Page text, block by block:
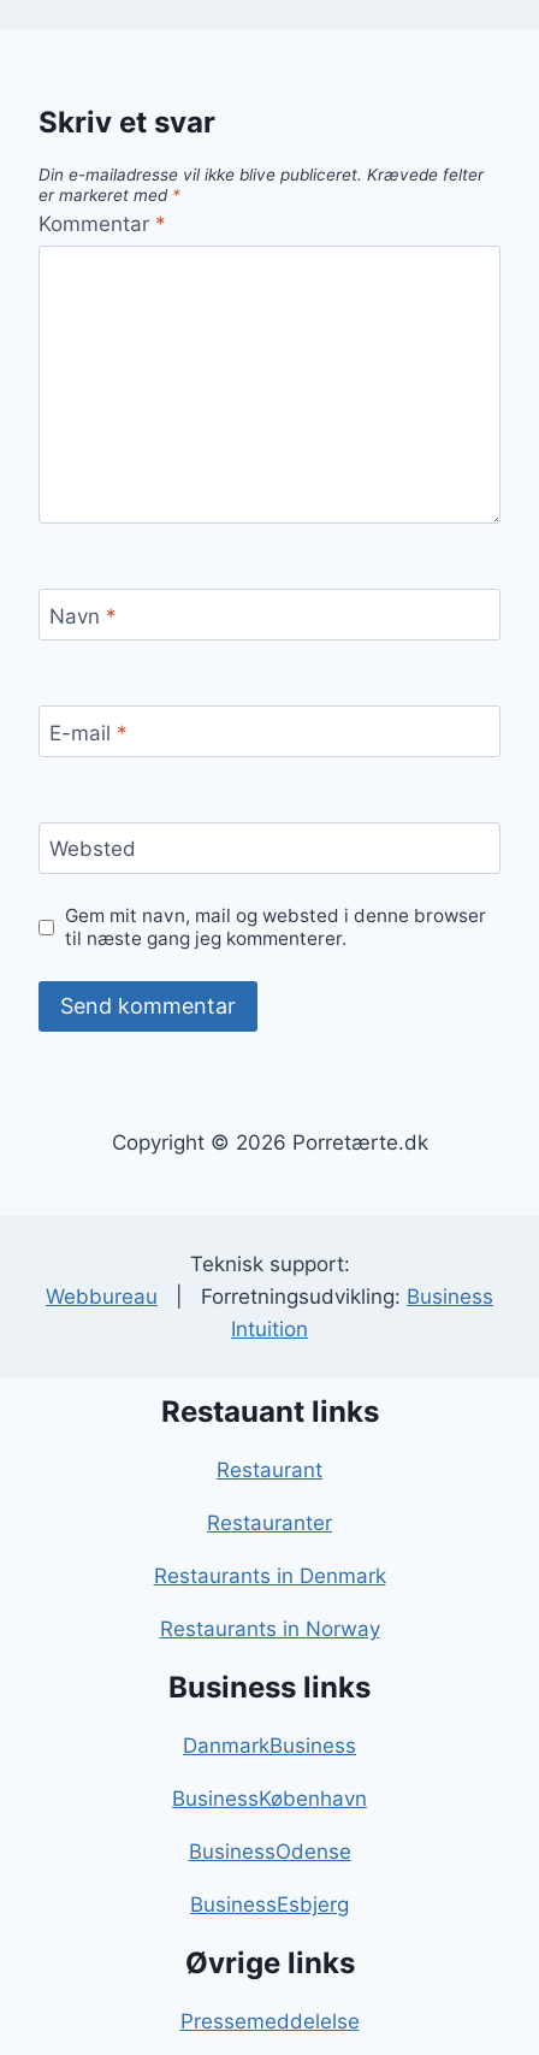
Skriv et svar
Din e-mailadresse vil ikke blive publiceret. Krævede felter
er markeret med *
Kommentar *
Navn *
E-mail *
Websted
Gem mit navn, mail og websted i denne browser
til næste gang jeg kommenterer.
Copyright © 2026 Porretærte.dk
Teknisk support:
Webbureau | Forretningsudvikling: Business
Intuition
Restauant links
Restaurant
Restauranter
Restaurants in Denmark
Restaurants in Norway
Business links
DanmarkBusiness
BusinessKøbenhavn
BusinessOdense
BusinessEsbjerg
Øvrige links
Pressemeddelelse